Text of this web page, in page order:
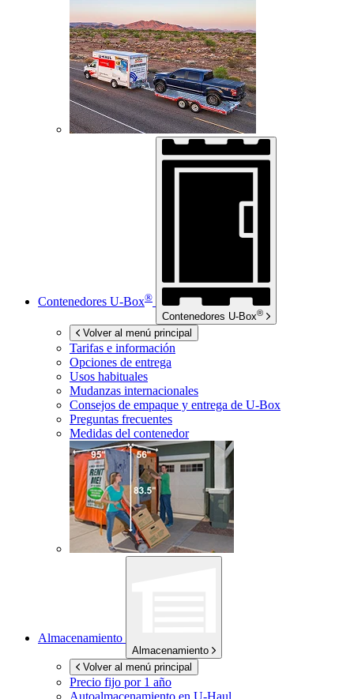
Contenedores U-Box®
Contenedores U-Box®
Volver al menú principal
Tarifas e información
Opciones de entrega
Usos habituales
Mudanzas internacionales
Consejos de empaque y entrega de U-Box
Preguntas frecuentes
Medidas del contenedor
Almacenamiento
Almacenamiento
Volver al menú principal
Precio fijo por 1 año
Autoalmacenamiento en U-Haul